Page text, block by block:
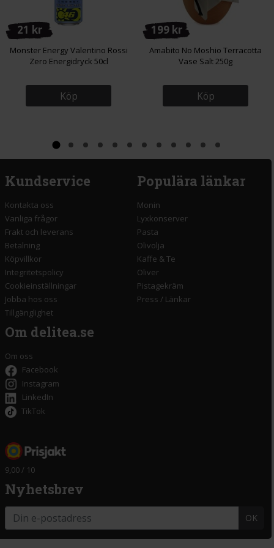
21 kr
Monster Energy Valentino Rossi
Zero Energidryck 50cl
Köp
199 kr
Amabito No Moshio Terracotta
Vase Salt 250g
Köp
Kundservice
Kontakta oss
Vanliga frågor
Frakt och leverans
Betalning
Köpvillkor
Integritetspolicy
Cookieinställningar
Jobba hos oss
Tillgänglighet
Populära länkar
Monin
Lyxkonserver
Pasta
Olivolja
Kaffe & Te
Oliver
Pistagekräm
Press / Länkar
Om delitea.se
Om oss
Facebook
Instagram
LinkedIn
TikTok
9,00 / 10
Nyhetsbrev
OK